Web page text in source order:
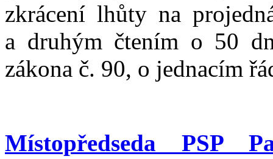
zkrácení lhůty na
a druhým čtením o 50
zákona č. 90, o jednacím
Místopředseda PSP